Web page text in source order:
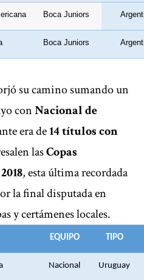
Boca Juniors
Boca Juniors
su camino sumando un
conNacional de
era de14 títulos con
lasCopas
, esta última recordada
la final disputada en
y certámenes locales.
EQUIPO TIPO
Nacional Uruguay